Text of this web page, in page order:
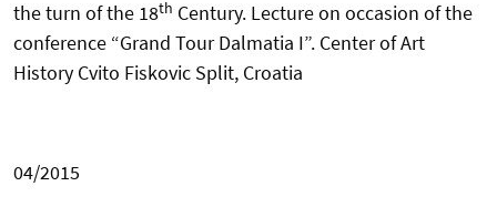
the turn of the 18th Century. Lecture on occasion of the
conference “Grand Tour Dalmatia I”. Centerof Art
History Cvito Fiskovic Split, Croatia
04/2015